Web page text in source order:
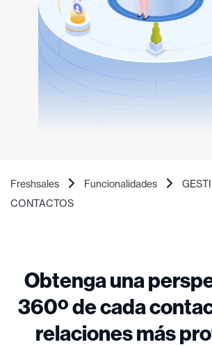
Freshsales Funcionalidades
CONTACTOS
Obtenga una
360º de cada
relaciones más